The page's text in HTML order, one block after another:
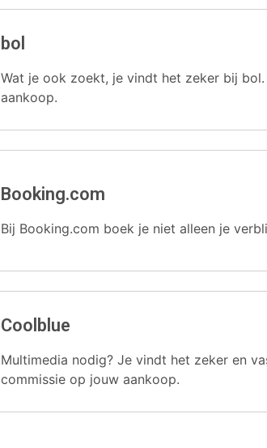
bol
Wat je ook zoekt, je vindt het zeker bij
aankoop.
Booking.com
Bij Booking.com boek je niet alleen je
Coolblue
Multimedia nodig? Je vindt het zeker en
commissie op jouw aankoop.